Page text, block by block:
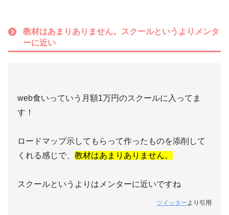
教材はあまりありません。スクールというよりメンタ
ーに近い
web食いっていう月額1万円のスクールに入ってま
す！
ロードマップ示してもらって作ったものを添削して
くれる感じで、 教材はあまりありません。
スクールというよりはメンターに近いですね
ツイッター より引用